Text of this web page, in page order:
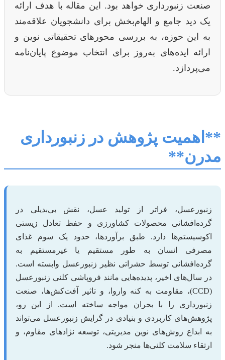
صنعت زنبورداری خواهد بود. این مقاله با هدف ارائه
یک دید جامع و الهام‌بخش برای دانشجویان علاقه‌مند
به این حوزه، به بررسی محورهای تحقیقاتی نوین و
ارائه ایده‌های به‌روز برای انتخاب موضوع پایان‌نامه
می‌پردازد.
**اهمیت پژوهش در زنبورداری
مدرن**
زنبورعسل، فراتر از تولید عسل، نقش بی‌بدیلی در
گرده‌افشانی محصولات کشاورزی و حفظ تعادل زیستی
اکوسیستم‌ها دارد. طبق برآوردها، حدود یک سوم غذای
مصرفی انسان به طور مستقیم یا غیرمستقیم به
گرده‌افشانی توسط حشراتی نظیر زنبورعسل وابسته است.
در سال‌های اخیر، پدیده‌هایی مانند فروپاشی کلنی زنبورعسل
(CCD)، مقاومت به کنه واروا، و تاثیر آفت‌کش‌ها، صنعت
زنبورداری را با بحران مواجه ساخته است. از این رو،
پژوهش‌های کاربردی و بنیادی در گرایش زنبورعسل می‌تواند
به ابداع روش‌های نوین مدیریتی، توسعه نژادهای مقاوم، و
ارتقاء سلامت کلنی‌ها منجر شود.